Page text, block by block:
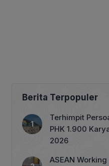
Berita Terpopuler
Terhimpit
PHK 1.900
2026
ASEAN